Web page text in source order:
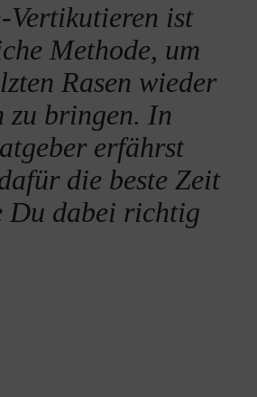
ist
Methode, um
Rasen wieder
zu bringen. In
erfährst
die beste Zeit
Du dabei richtig